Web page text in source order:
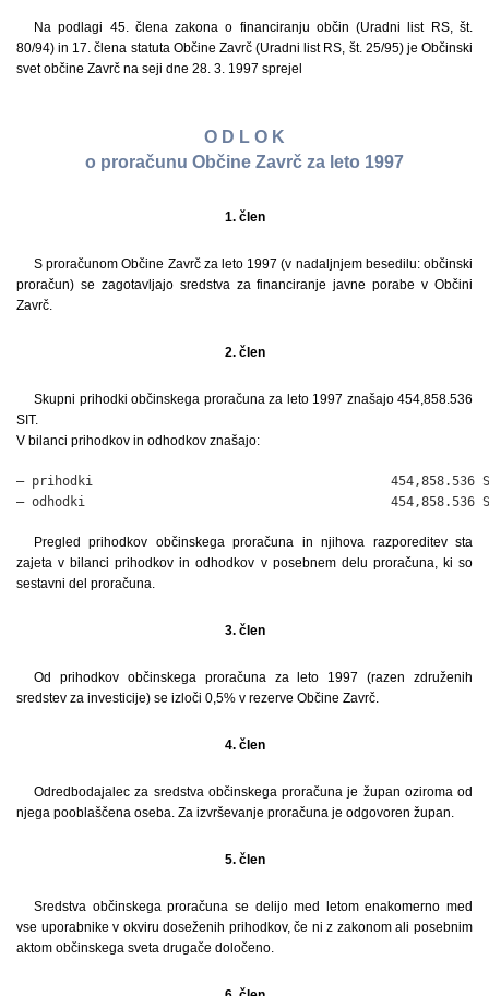
Na podlagi 45. člena zakona o financiranju občin (Uradni list RS, št.
80/94) in 17. člena statuta Občine Zavrč (Uradni list RS, št. 25/95) je Občinski
svet občine Zavrč na seji dne 28. 3. 1997 sprejel
O D L O K
o proračunu Občine Zavrč za leto 1997
1. člen
S proračunom Občine Zavrč za leto 1997 (v nadaljnjem besedilu: občinski
proračun) se zagotavljajo sredstva za financiranje javne porabe v Občini
Zavrč.
2. člen
Skupni prihodki občinskega proračuna za leto 1997 znašajo 454,858.536
SIT.
V bilanci prihodkov in odhodkov znašajo:
– prihodki                                       454,858.536
– odhodki                                        454,858.536
Pregled prihodkov občinskega proračuna in njihova razporeditev sta
zajeta v bilanci prihodkov in odhodkov v posebnem delu proračuna, ki so
sestavni del proračuna.
3. člen
Od prihodkov občinskega proračuna za leto 1997 (razen združenih
sredstev za investicije) se izloči 0,5% v rezerve Občine Zavrč.
4. člen
Odredbodajalec za sredstva občinskega proračuna je župan oziroma od
njega pooblaščena oseba. Za izvrševanje proračuna je odgovoren župan.
5. člen
Sredstva občinskega proračuna se delijo med letom enakomerno med
vse uporabnike v okviru doseženih prihodkov, če ni z zakonom ali posebnim
aktom občinskega sveta drugače določeno.